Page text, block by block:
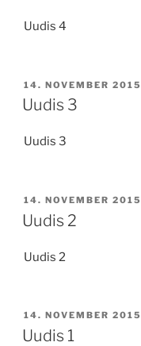
Uudis 4
POSTED
ON
14. NOVEMBER 2015
Uudis 3
Uudis 3
POSTED
ON
14. NOVEMBER 2015
Uudis 2
Uudis 2
POSTED
ON
14. NOVEMBER 2015
Uudis 1